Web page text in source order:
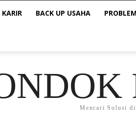
KARIR BACK UP USAHA
Mencari Solusi